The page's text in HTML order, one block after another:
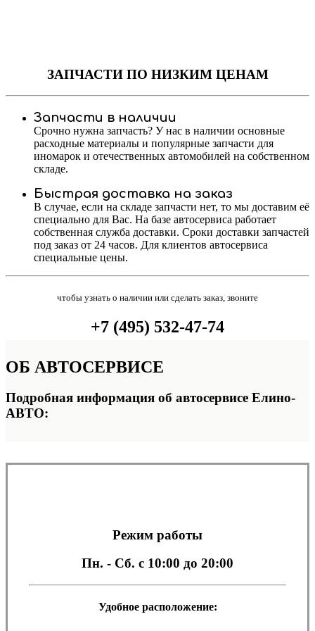
ЗАПЧАСТИПО НИЗКИМ ЦЕНАМ
Запчасти в наличии
Срочно нужна запчасть? У нас в наличии основные
расходные материалы и популярные запчасти для
иномарок и отечественных автомобилей на собственном
складе.
Быстрая доставка на заказ
В случае, если на складе запчасти нет, то мы доставим её
специально для Вас. На базе автосервиса работает
собственная служба доставки. Сроки доставки запчастей
под заказ от 24 часов. Для клиентов автосервиса
специальные цены.
чтобы узнать о наличии или сделать заказ, звоните
+7 (495) 532-47-74
ОБ АВТОСЕРВИСЕ
Подробная информация об автосервисе Елино-
АВТО:
Режим работы
Пн. - Сб. с 10:00 до 20:00
Удобное расположение: